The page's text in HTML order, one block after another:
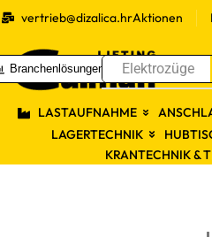
vertrieb@dizalica.hrAktionen
Branchenlösungen Elektrozüge
LASTAUFNAHME
LAGERTECHNIK
KRANTECHNIK &